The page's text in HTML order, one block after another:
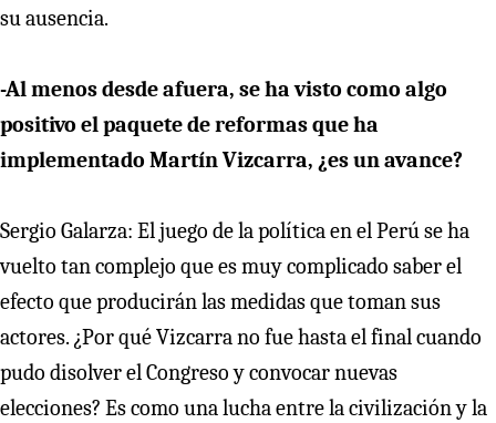
su ausencia.
-Al menos desde afuera, se ha visto como algo
positivo el paquete de reformas que ha
implementado Martín Vizcarra, ¿es un avance?
Sergio Galarza: El juego de la política en el Perú se ha
vuelto tan complejo que es muy complicado saber el
efecto que producirán las medidas que toman sus
actores. ¿Por qué Vizcarra no fue hasta el final cuando
pudo disolver el Congreso y convocar nuevas
elecciones? Es como una lucha entre la civilización y la